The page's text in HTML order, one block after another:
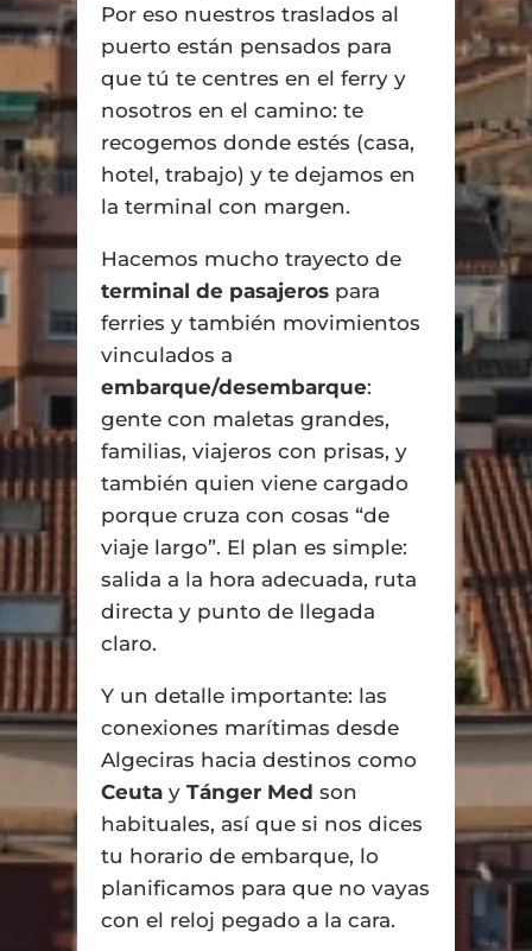
Por eso nuestros traslados al
puerto están pensados para
que tú te centres en el ferry y
nosotros en el camino: te
recogemos donde estés (casa,
hotel, trabajo) y te dejamos en
la terminal con margen.
Hacemos mucho trayecto de
terminal de pasajerospara
ferries y también movimientos
vinculados a
embarque/desembarque:
gente con maletas grandes,
familias, viajeros con prisas, y
también quien viene cargado
porque cruza con cosas “de
viaje largo”. El plan es simple:
salida a la hora adecuada, ruta
directa y punto de llegada
claro.
Y un detalle importante: las
conexiones marítimas desde
Algeciras hacia destinos como
Ceutay Tánger Med son
habituales, así que si nos dices
tu horario de embarque, lo
planificamos para que no vayas
con el reloj pegado a la cara.